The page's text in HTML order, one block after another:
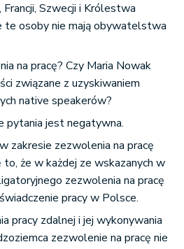
Szwecji i Królestwa
te osoby nie mają obywatelstwa
na pracę? Czy Maria Nowak
związane z uzyskiwaniem
native speakerów?
pytania jest negatywna.
zakresie zezwolenia na pracę
że w każdej ze wskazanych w
zezwolenia na pracę
pracy w Polsce.
pracy zdalnej i jej wykonywania
zezwolenie na pracę nie